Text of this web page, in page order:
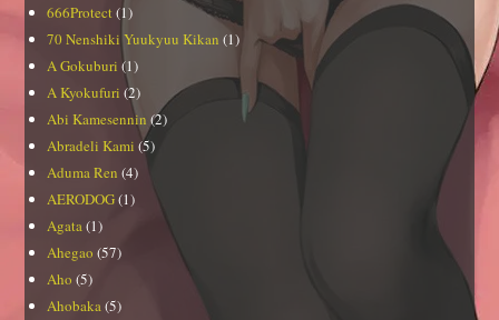
666Protect(1)
70 Nenshiki Yuukyuu Kikan (1)
A Gokuburi (1)
A Kyokufuri (2)
Abi Kamesennin (2)
Abradeli Kami (5)
Aduma Ren (4)
AERODOG(1)
Agata(1)
Ahegao (57)
Aho (5)
Ahobaka(5)